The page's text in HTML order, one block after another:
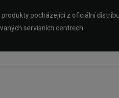
pocházející z oficiální
servisních centrech.